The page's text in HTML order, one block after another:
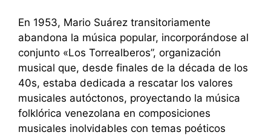
En 1953, Mario Suárez transitoriamente
abandona la música popular, incorporándose al
conjunto «Los Torrealberos”, organización
musical que, desde finales de la década de los
40s, estaba dedicada a rescatar los valores
musicales autóctonos, proyectando la música
folklórica venezolana en composiciones
musicales inolvidables con temas poéticos